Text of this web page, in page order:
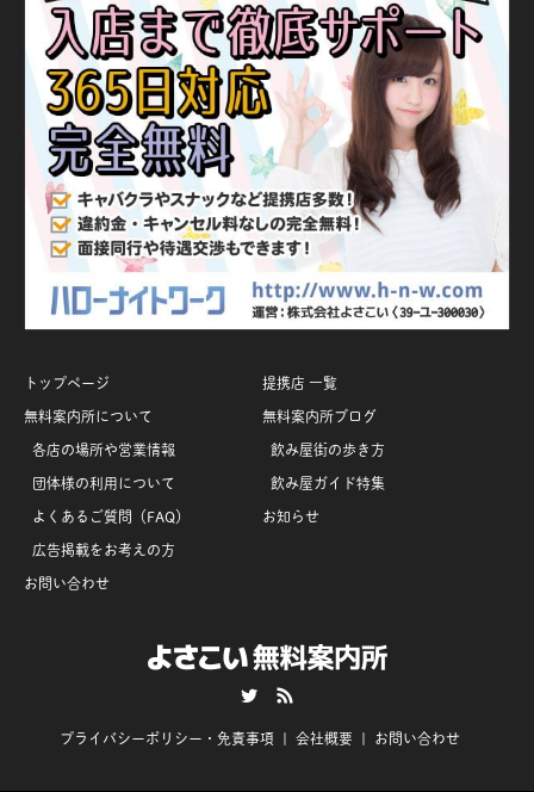
トップページ
無料案内所について
各店の場所や営業情報
団体様の利用について
よくあるご質問（FAQ）
広告掲載をお考えの方
お問い合わせ
提携店 一覧
無料案内所ブログ
飲み屋街の歩き方
飲み屋ガイド特集
お知らせ
プライバシーポリシー・免責事項 会社概要 お問い合わせ